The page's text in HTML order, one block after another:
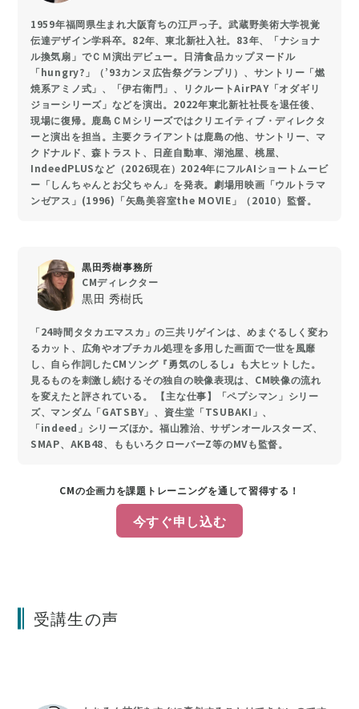
1959年福岡県生まれ大阪育ちの江戸っ子。武蔵野美術大学視覚
伝達デザイン学科卒。82年、東北新社入社。83年、「ナショナ
ル換気扇」でＣＭ演出デビュー。日清食品カップヌードル
「hungry?」（’93カンヌ広告祭グランプリ）、サントリー「燃
焼系アミノ式」、「伊右衛門」、リクルートAirPAY「オダギリ
ジョーシリーズ」などを演出。2022年東北新社社長を退任後、
現場に復帰。鹿島ＣＭシリーズではクリエイティブ・ディレクタ
ーと演出を担当。主要クライアントは鹿島の他、サントリー、マ
クドナルド、森トラスト、日産自動車、湖池屋、桃屋、
IndeedPLUSなど（2026現在）2024年にフルAIショートムービ
ー「しんちゃんとお父ちゃん」を発表。劇場用映画「ウルトラマ
ンゼアス」(1996)「矢島美容室the MOVIE」（2010）監督。
黒田秀樹事務所
CMディレクター
黒田 秀樹氏
「24時間タタカエマスカ」の三共リゲインは、めまぐるしく変わ
るカット、広角やオプチカル処理を多用した画面で一世を風靡
し、自ら作詞したCMソング『勇気のしるし』も大ヒットした。
見るものを刺激し続けるその独自の映像表現は、CM映像の流れ
を変えたと評されている。 【主な仕事】「ペプシマン」シリー
ズ、マンダム「GATSBY」、資生堂「TSUBAKI」、
「indeed」シリーズほか。福山雅治、サザンオールスターズ、
SMAP、AKB48、ももいろクローバーZ等のMVも監督。
CMの企画力を課題トレーニングを通して習得する！
今すぐ申し込む
受講生の声